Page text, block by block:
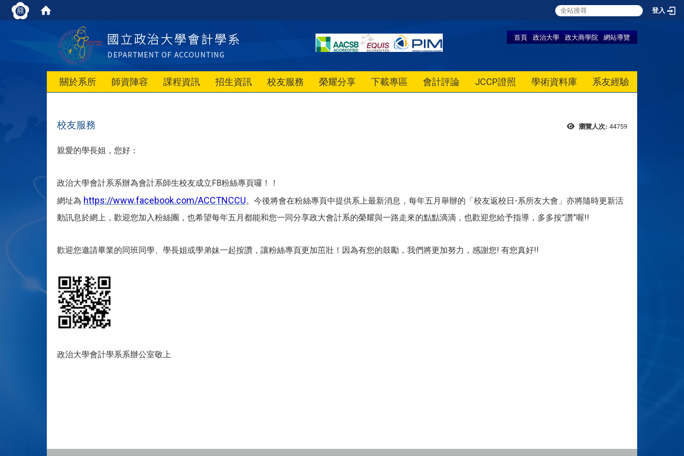
登入
首頁 政治大學 政大商學院 網站導覽
關於系所 師資陣容 課程資訊 招生資訊 校友服務 榮耀分享 下載專區 會計評論 JCCP證照 學術資料庫 系友經驗
瀏覽人次: 44759
校友服務
親愛的學長姐，您好：
政治大學會計系系辦為會計系師生校友成立FB粉絲專頁囉！！
網址為 https://www.facebook.com/ACCTNCCU。今後將會在粉絲專頁中提供系上最新消息，每年五月舉辦的「校友返校日-系所友大會」亦將隨時更新活
動訊息於網上，歡迎您加入粉絲團，也希望每年五月都能和您一同分享政大會計系的榮耀與一路走來的點點滴滴，也歡迎您給予指導，多多按”讚”喔!!
歡迎您邀請畢業的同班同學、學長姐或學弟妹一起按讚，讓粉絲專頁更加茁壯！因為有您的鼓勵，我們將更加努力，感謝您! 有您真好!!
政治大學會計學系系辦公室敬上